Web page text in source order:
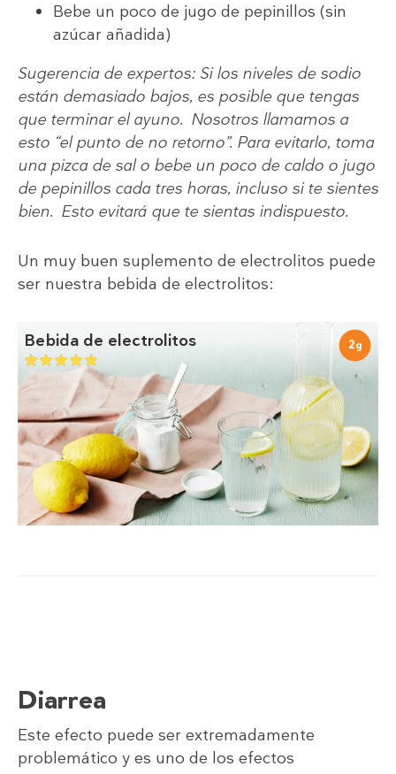
Bebe un poco de jugo de pepinillos (sin
azúcar añadida)
Sugerencia de expertos: Si los niveles de sodio
están demasiado bajos, es posible que tengas
que terminar el ayuno. Nosotros llamamos a
esto “el punto de no retorno”. Para evitarlo, toma
una pizca de sal o bebe un poco de caldo o jugo
de pepinillos cada tres horas, incluso si te sientes
bien. Esto evitará que te sientas indispuesto.
Un muy buen suplemento de electrolitos puede
ser nuestra bebida de electrolitos:
Bebida de electrolitos 2g
Diarrea
Este efecto puede ser extremadamente
problemático y es uno de los efectos